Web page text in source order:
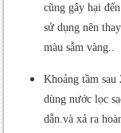
cũng gây hại
sử dụng nên
màu sẫm vàng..
Khoảng tầm sau
dùng nước lọc
dẫn.và xả ra